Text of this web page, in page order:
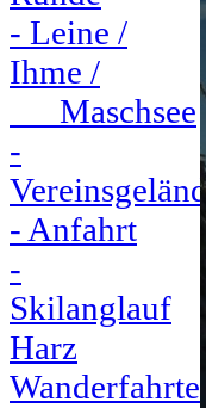
- Leine /
Ihme /
Maschsee
-
- Anfahrt
-
Skilanglauf
Harz
Wanderfahrten